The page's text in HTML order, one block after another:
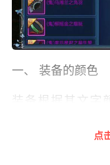
一、 装备的颜色
装备根据其文字
金、橙、蓝、红、
点